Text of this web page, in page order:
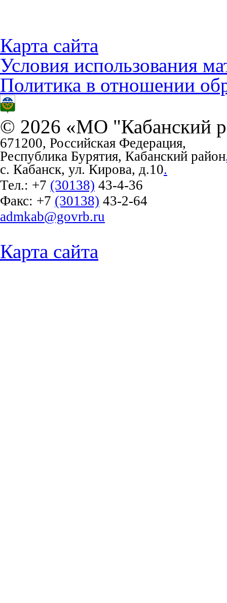
Карта сайта
Условия использования
Политика в отношении
© 2026 «МО "Кабанский
671200, Российская Федерация,
Республика Бурятия, Кабанский район
с. Кабанск, ул. Кирова, д.10.
Тел.: +7 (30138) 43-4-36
Факс: +7 (30138) 43-2-64
admkab@govrb.ru
Карта сайта